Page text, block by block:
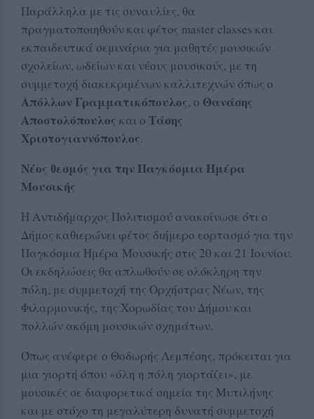
Παράλληλα με τις συναυλίες, θα
πραγματοποιηθούν και φέτος master classes και
εκπαιδευτικά σεμινάρια για μαθητές μουσικών
σχολείων, ωδείων και νέους μουσικούς, με τη
συμμετοχή διακεκριμένων καλλιτεχνών όπως ο
Απόλλων Γραμματικόπουλος, ο Θανάσης
Αποστολόπουλος και ο Τάσης
Χριστογιαννόπουλος.
Νέος θεσμός για την Παγκόσμια Ημέρα
Μουσικής
Η Αντιδήμαρχος Πολιτισμού ανακοίνωσε ότι ο
Δήμος καθιερώνει φέτος διήμερο εορτασμό για την
Παγκόσμια Ημέρα Μουσικής στις 20 και 21 Ιουνίου.
Οι εκδηλώσεις θα απλωθούν σε ολόκληρη την
πόλη, με συμμετοχή της Ορχήστρας Νέων, της
Φιλαρμονικής, της Χορωδίας του Δήμου και
πολλών ακόμη μουσικών σχημάτων.
Όπως ανέφερε ο Θοδωρής Λεμπέσης, πρόκειται για
μια γιορτή όπου «όλη η πόλη γιορτάζει», με
μουσικές σε διαφορετικά σημεία της Μυτιλήνης
και με στόχο τη μεγαλύτερη δυνατή συμμετοχή